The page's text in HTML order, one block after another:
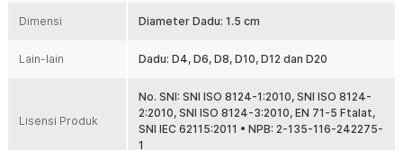
jumlah angka yang berbeda dan bisa digunakan sesuai dengan
Desain Unik
bermain board games Dungeons & Dragons atau sejenisnya.
Sentuhan warna hitam pada dadu memberikan kesan misterius
sekaligus elegan.
Dimensi Diameter Dadu: 1.5 cm
Lain-lain Dadu: D4, D6, D8, D10, D12 dan D20
Lisensi Produk
No. SNI: SNI ISO 8124-1:2010, SNI ISO 8124-
2:2010, SNI ISO 8124-3:2010, EN 71-5 Ftalat,
SNI IEC 62115:2011 • NPB: 2-135-116-242275-
1